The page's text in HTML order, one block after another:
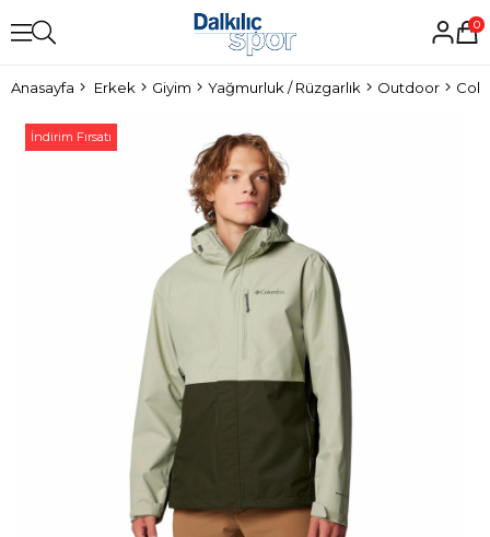
0
Anasayfa Erkek Giyim Yağmurluk / Rüzgarlık Outdoor
İndirim Fırsatı